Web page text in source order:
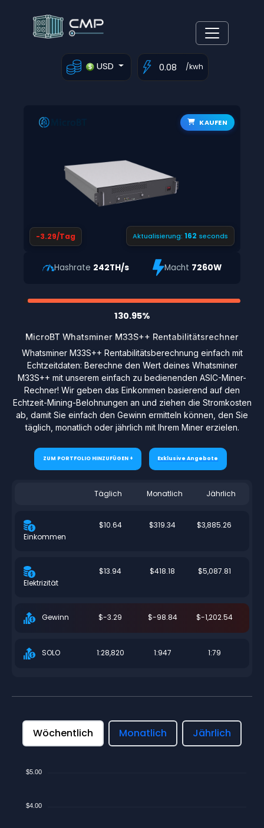
USD /kwh
KAUFEN
-3.29/Tag Aktualisierung:161 seconds
Hashrate 242TH/s Macht 7260W
130.95%
MicroBT Whatsminer M33S++ Rentabilitätsrechner
Whatsminer M33S++ Rentabilitätsberechnung einfach mit
Echtzeitdaten: Berechne den Wert deines Whatsminer
M33S++ mit unserem einfach zu bedienenden ASIC-Miner-
Rechner! Wir geben das Einkommen basierend auf den
Echtzeit-Mining-Belohnungen an und ziehen die Stromkosten
ab, damit Sie einfach den Gewinn ermitteln können, den Sie
täglich, monatlich oder jährlich mit Ihrem Miner erzielen.
ZUM PORTFOLIO HINZUFÜGEN + Exklusive Angebote
Täglich Monatlich Jährlich
Einkommen
$10.64 $319.34 $3,885.26
Elektrizität
$13.94 $418.18 $5,087.81
Gewinn $-3.29 $-98.84 $-1,202.54
SOLO 1:28,820 1:947 1:79
Wöchentlich Monatlich Jährlich
$5.00
$4.00